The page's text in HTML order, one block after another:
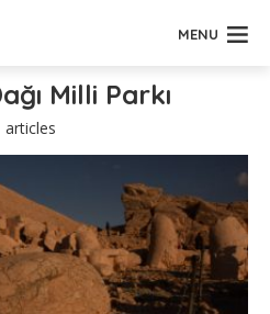
MENU
Milli Parkı
articles